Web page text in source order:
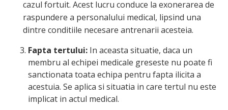
cazul fortuit. Acest lucru conduce la exonerarea de
raspundere a personalului medical, lipsind una
dintre conditiile necesare antrenarii acesteia.
Fapta tertului: In aceasta situatie, daca un
membru al echipei medicale greseste nu poate fi
sanctionata toata echipa pentru fapta ilicita a
acestuia. Se aplica si situatia in care tertul nu este
implicat in actul medical.